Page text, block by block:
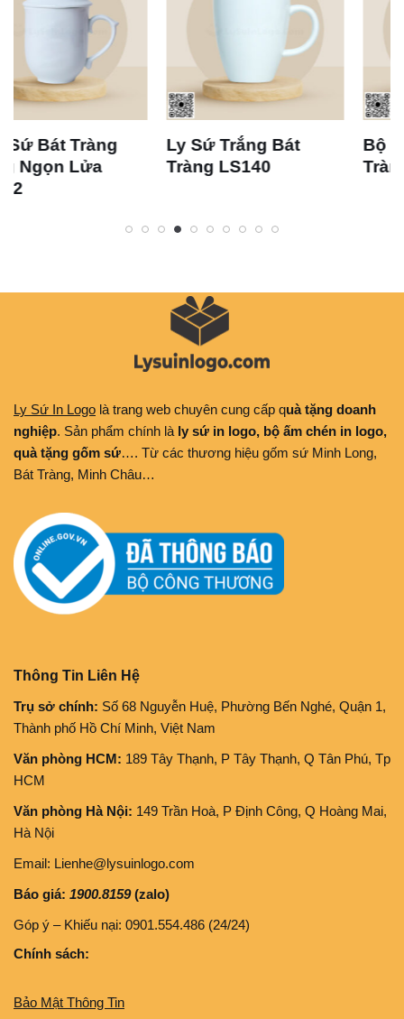
Ly Sứ Trắng Bát
Tràng LS140
Bộ Ly Sứ Trắng Bát
Tràng LS133
Ly Sứ In Logo là trang web chuyên cung cấp quà tặng doanh
nghiệp. Sản phẩm chính là ly sứ in logo, bộ ấm chén in logo,
quà tặng gốm sứ…. Từ các thương hiệu gốm sứ Minh Long,
Bát Tràng, Minh Châu…
Thông Tin Liên Hệ
Trụ sở chính: Số 68 Nguyễn Huệ, Phường Bến Nghé, Quận 1,
Thành phố Hồ Chí Minh, Việt Nam
Văn phòng HCM: 189 Tây Thạnh, P Tây Thạnh, Q Tân Phú, Tp
HCM
Văn phòng Hà Nội: 149 Trần Hoà, P Định Công, Q Hoàng Mai,
Hà Nội
Email: Lienhe@lysuinlogo.com
Báo giá: 1900.8159(zalo)
Góp ý – Khiếu nại: 0901.554.486 (24/24)
Chính sách:
Bảo Mật Thông Tin